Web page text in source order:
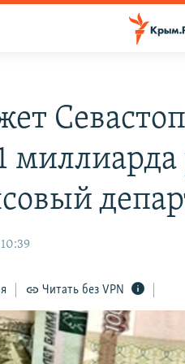
Читать без VPN